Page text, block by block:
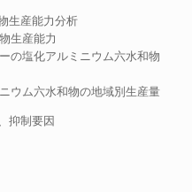
生産能力分析
生産能力
の塩化アルミニウム六水和物
ウム六水和物の地域別生産量
抑制要因